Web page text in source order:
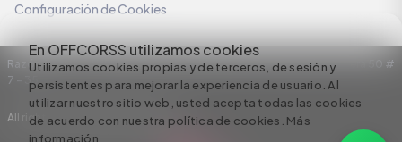
En OFFCORSS utilizamos cookies
Utilizamos cookies propias y de terceros, de sesión y
persistentes para mejorar la experiencia de usuario. Al
utilizar nuestro sitio web, usted acepta todas las cookies
de acuerdo con nuestra política de cookies. Más
información
Configuración de Cookies
Razón Social: C.I HERMECO S.A. NIT: 890924167-6 Dirección: Carrera 50 #
7 – 35
All rights reserved empowered by